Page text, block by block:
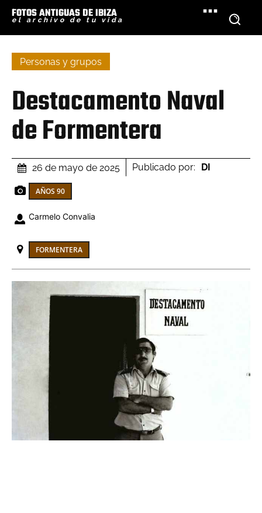
FOTOS ANTIGUAS DE IBIZA
el archivo de tu vida
Personas y grupos
Destacamento Naval
de Formentera
26 de mayo de 2025 Publicado por: DI
AÑOS 90
Carmelo Convalia
FORMENTERA